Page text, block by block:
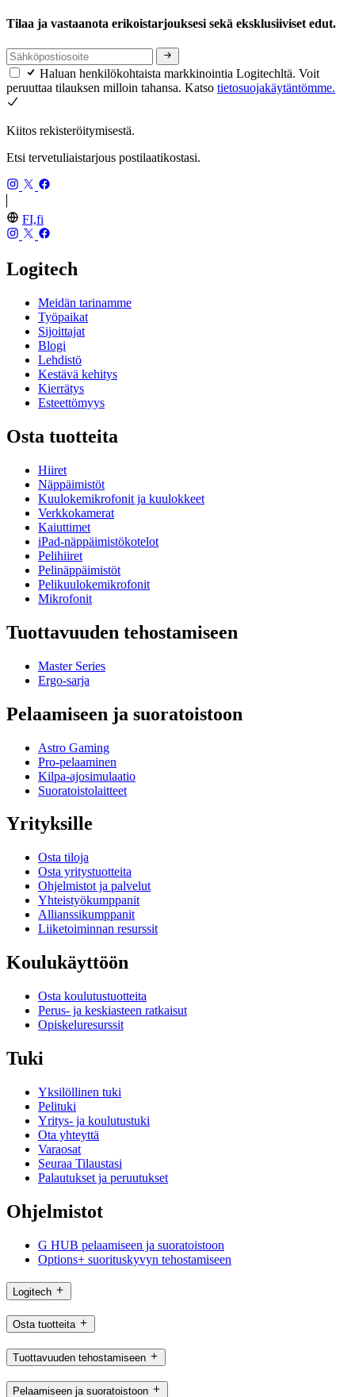
Tilaa ja vastaanota erikoistarjouksesi sekä eksklusiiviset edut.
Haluan henkilökohtaista markkinointia Logitechltä. Voit
peruuttaa tilauksen milloin tahansa. Katso tietosuojakäytäntömme.
Kiitos rekisteröitymisestä.
Etsi tervetuliaistarjous postilaatikostasi.
FI,fi
Logitech
Meidän tarinamme
Työpaikat
Sijoittajat
Blogi
Lehdistö
Kestävä kehitys
Kierrätys
Esteettömyys
Osta tuotteita
Hiiret
Näppäimistöt
Kuulokemikrofonit ja kuulokkeet
Verkkokamerat
Kaiuttimet
iPad-näppäimistökotelot
Pelihiiret
Pelinäppäimistöt
Pelikuulokemikrofonit
Mikrofonit
Tuottavuuden tehostamiseen
Master Series
Ergo-sarja
Pelaamiseen ja suoratoistoon
Astro Gaming
Pro-pelaaminen
Kilpa-ajosimulaatio
Suoratoistolaitteet
Yrityksille
Osta tiloja
Osta yritystuotteita
Ohjelmistot ja palvelut
Yhteistyökumppanit
Allianssikumppanit
Liiketoiminnan resurssit
Koulukäyttöön
Osta koulutustuotteita
Perus- ja keskiasteen ratkaisut
Opiskeluresurssit
Tuki
Yksilöllinen tuki
Pelituki
Yritys- ja koulutustuki
Ota yhteyttä
Varaosat
Seuraa Tilaustasi
Palautukset ja peruutukset
Ohjelmistot
G HUB pelaamiseen ja suoratoistoon
Options+ suorituskyvyn tehostamiseen
Logitech
Osta tuotteita
Tuottavuuden tehostamiseen
Pelaamiseen ja suoratoistoon